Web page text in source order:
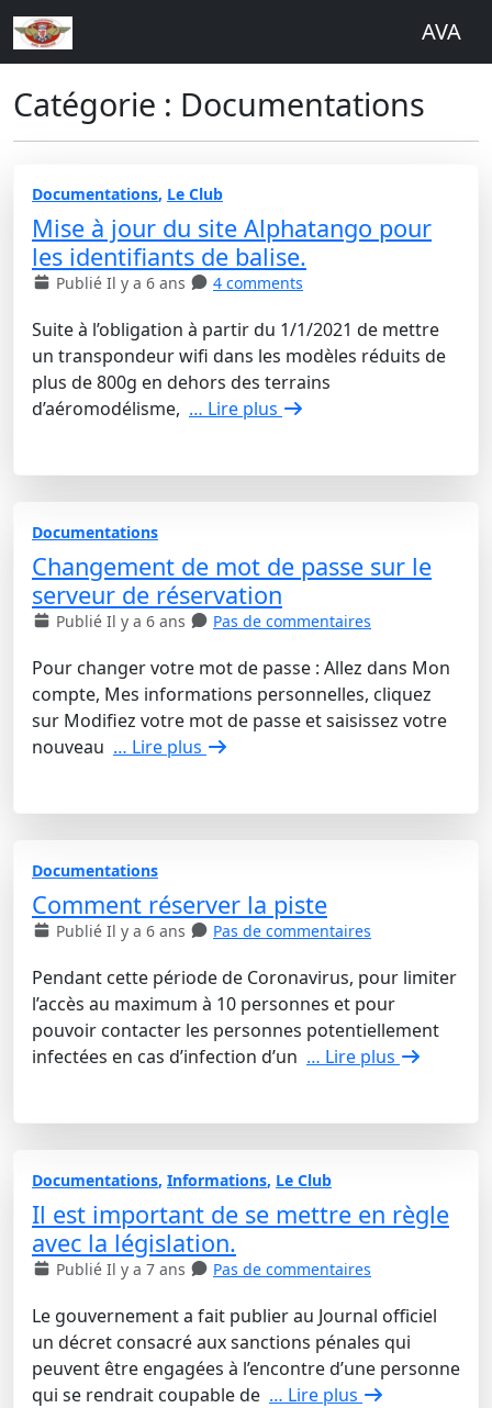
AVA
Catégorie : Documentations
Documentations, Le Club
Mise à jour du site Alphatango pour
les identifiants de balise.
Publié Il y a 6 ans 4 comments
Suite à l’obligation à partir du 1/1/2021 de mettre
un transpondeur wifi dans les modèles réduits de
plus de 800g en dehors des terrains
d’aéromodélisme, … Lire plus
Documentations
Changement de mot de passe sur le
serveur de réservation
Publié Il y a 6 ans Pas de commentaires
Pour changer votre mot de passe : Allez dans Mon
compte, Mes informations personnelles, cliquez
sur Modifiez votre mot de passe et saisissez votre
nouveau … Lire plus
Documentations
Comment réserver la piste
Publié Il y a 6 ans Pas de commentaires
Pendant cette période de Coronavirus, pour limiter
l’accès au maximum à 10 personnes et pour
pouvoir contacter les personnes potentiellement
infectées en cas d’infection d’un … Lire plus
Documentations, Informations, Le Club
Il est important de se mettre en règle
avec la législation.
Publié Il y a 7 ans Pas de commentaires
Le gouvernement a fait publier au Journal officiel
un décret consacré aux sanctions pénales qui
peuvent être engagées à l’encontre d’une personne
qui se rendrait coupable de … Lire plus